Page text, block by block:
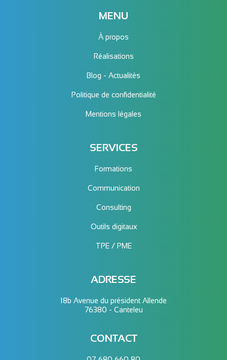
MENU
À propos
Réalisations
Blog - Actualités
Politique de confidentialité
Mentions légales
SERVICES
Formations
Communication
Consulting
Outils digitaux
TPE / PME
ADRESSE
18b Avenue du président Allende
76380 - Canteleu
CONTACT